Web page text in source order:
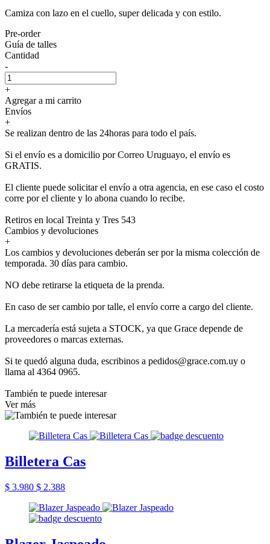
Camiza con lazo en el cuello, super delicada y con estilo.
Pre-order
Guía de talles
Cantidad
-
+
Agregar a mi carrito
Envíos
+
Se realizan dentro de las 24horas para todo el país.
Si el envío es a domicilio por Correo Uruguayo, el envío es
GRATIS.
El cliente puede solicitar el envío a otra agencia, en ese caso el costo
corre por el cliente y lo abona cuando lo recibe.
Retiros en local Treinta y Tres 543
Cambios y devoluciones
+
Los cambios y devoluciones deberán ser por la misma colección de
temporada. 30 días para cambio.
NO debe retirarse la etiqueta de la prenda.
En caso de ser cambio por talle, el envío corre a cargo del cliente.
La mercadería está sujeta a STOCK, ya que Grace depende de
proveedores o marcas externas.
Si te quedó alguna duda, escribinos a pedidos@grace.com.uy o
llama al 4364 0965.
También te puede interesar
Ver más
Billetera Cas
$ 3.980 $ 2.388